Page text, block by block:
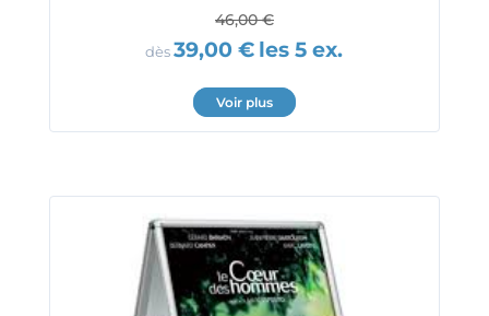
46,00€
dès39,00€ les 5 ex.
Voir plus